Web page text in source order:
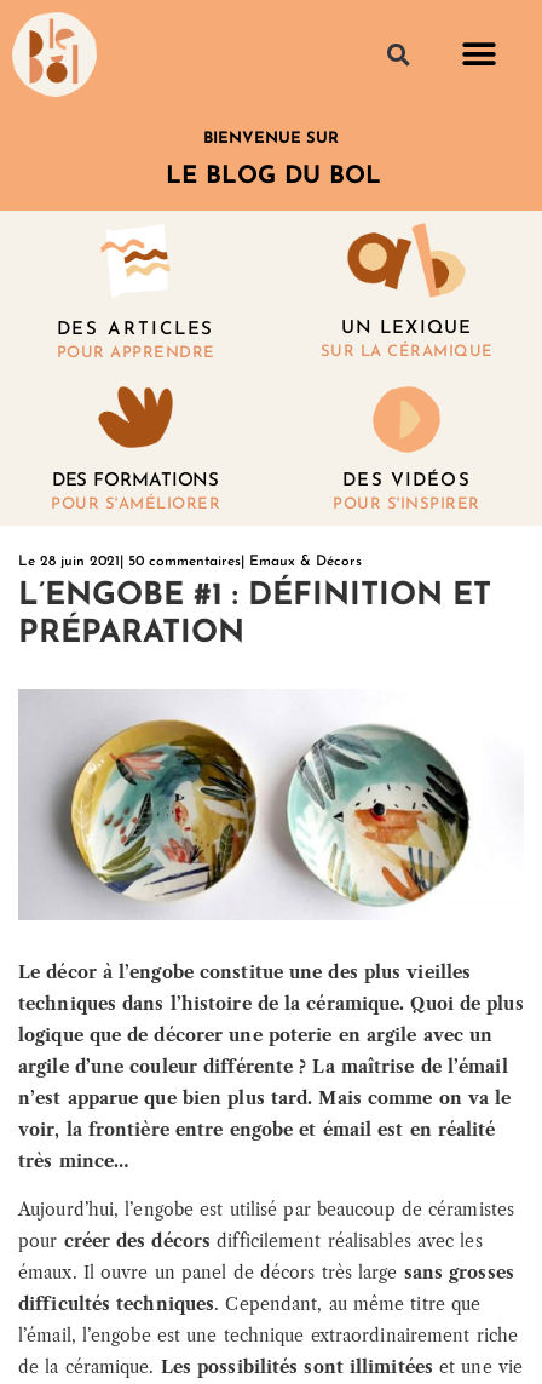
BIENVENUE SUR
LE BLOG DU BOL
DES ARTICLES
POUR APPRENDRE
UN LEXIQUE
SUR LA CÉRAMIQUE
DES FORMATIONS
POUR S'AMÉLIORER
DES VIDÉOS
POUR S'INSPIRER
Le 28 juin 2021 50 commentaires Emaux & Décors
L’ENGOBE #1 : DÉFINITION ET
PRÉPARATION
Le décor à l’engobe constitue une des plus vieilles
techniques dans l’histoire de la céramique. Quoi de plus
logique que de décorer une poterie en argile avec un
argile d’une couleur différente ? La maîtrise de l’émail
n’est apparue que bien plus tard. Mais comme on va le
voir, la frontière entre engobe et émail est en réalité
très mince…
Aujourd’hui, l’engobe est utilisé par beaucoup de céramistes
pour créer des décors difficilement réalisables avec les
émaux. Il ouvre un panel de décors très large sans grosses
difficultés techniques. Cependant, au même titre que
l’émail, l’engobe est une technique extraordinairement riche
de la céramique. Les possibilités sont illimitéeset une vie